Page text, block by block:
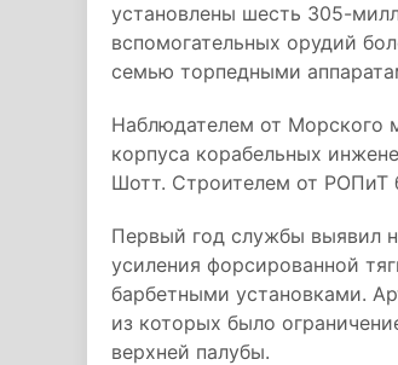
установлены шесть 305-
вспомогательных орудий
семью торпедными
Наблюдателем от Морского
корпуса корабельных
Шотт. Строителем от РОПиТ
Первый год службы выявил
усиления форсированной
барбетными установками.
из которых было
верхней палубы.